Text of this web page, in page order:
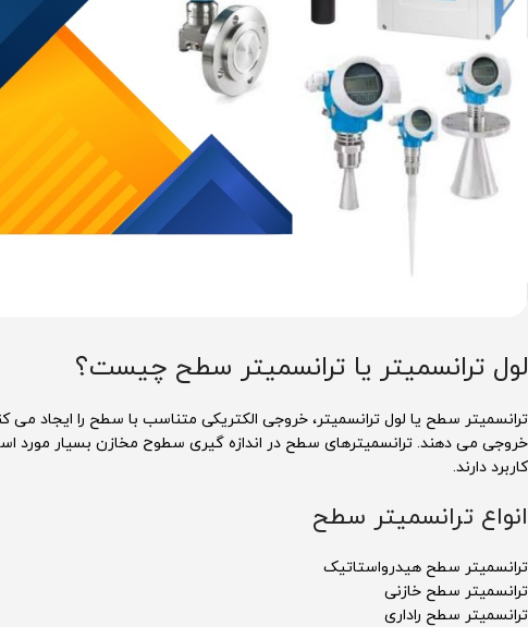
لول ترانسمیتر یا ترانسمیتر سطح چیست؟
ترانسمیتر سطح یا لول ترانسمیتر، خروجی الکتریکی متناسب با سطح را ایجاد می
خروجی می دهند. ترانسمیترهای سطح در اندازه گیری سطوح مخازن بسیار مورد
کاربرد دارند.
انواع ترانسمیتر سطح
ترانسمیتر سطح هیدرواستاتیک
ترانسمیتر سطح خازنی
ترانسمیتر سطح راداری